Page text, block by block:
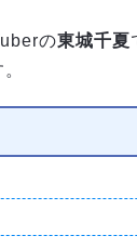
の東城千夏